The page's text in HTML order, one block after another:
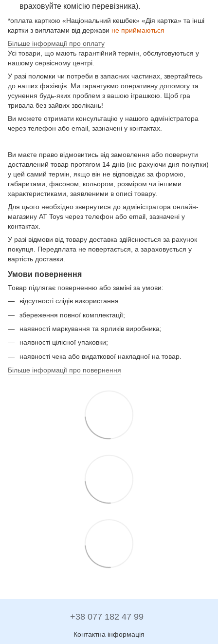
враховуйте комісію перевізника).
*оплата карткою «Національний кешбек» «Дія картка» та інші
картки з виплатами від держави не приймаються
Більше інформації про оплату
Усі товари, що мають гарантійний термін, обслуговуються у
нашому сервісному центрі.
У разі поломки чи потреби в запасних частинах, звертайтесь
до наших фахівців. Ми гарантуємо оперативну допомогу та
усунення будь-яких проблем з вашою іграшкою. Щоб гра
тривала без зайвих зволікань!
Ви можете отримати консультацію у нашого адміністратора
через телефон або email, зазначені у контактах.
Ви маєте право відмовитись від замовлення або повернути
доставлений товар протягом 14 днів (не рахуючи дня покупки)
у цей самий термін, якщо він не відповідає за формою,
габаритами, фасоном, кольором, розміром чи іншими
характеристиками, заявленими в описі товару.
Для цього необхідно звернутися до адміністратора онлайн-
магазину AT Toys через телефон або email, зазначені у
контактах.
У разі відмови від товару доставка здійснюється за рахунок
покупця. Передплата не повертається, а зараховується у
вартість доставки.
Умови повернення
Товар підлягає поверненню або заміні за умови:
відсутності слідів використання.
збереження повної комплектації;
наявності маркування та ярликів виробника;
наявності цілісної упаковки;
наявності чека або видаткової накладної на товар.
Більше інформації про повернення
+38 077 182 47 99
Контактна інформація